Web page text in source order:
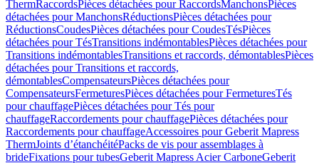
ThermRaccordsPièces détachées pour RaccordsManchonsPièces
détachées pour ManchonsRéductionsPièces détachées pour
RéductionsCoudesPièces détachées pour CoudesTésPièces
détachées pour TésTransitions indémontablesPièces détachées pour
Transitions indémontablesTransitions et raccords, démontablesPièces
détachées pour Transitions et raccords,
démontablesCompensateursPièces détachées pour
CompensateursFermeturesPièces détachées pour FermeturesTés
pour chauffagePièces détachées pour Tés pour
chauffageRaccordements pour chauffagePièces détachées pour
Raccordements pour chauffageAccessoires pour Geberit Mapress
ThermJoints d’étanchéitéPacks de vis pour assemblages à
brideFixations pour tubesGeberit Mapress Acier CarboneGeberit